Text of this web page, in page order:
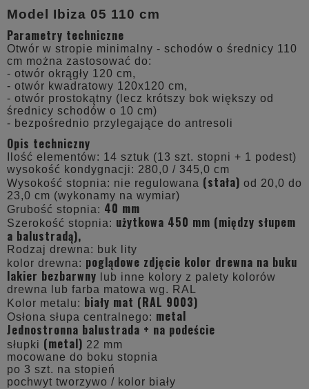
Model Ibiza 05 110 cm
Parametry techniczne
Otwór w stropie minimalny - schodów o średnicy 110
cm można zastosować do:
- otwór okrągły 120 cm,
- otwór kwadratowy 120x120 cm,
- otwór prostokątny (lecz krótszy bok większy od
średnicy schodów o 10 cm)
- bezpośrednio przylegające do antresoli
Opis techniczny
Ilość elementów: 14 sztuk (13 szt. stopni + 1 podest)
wysokość kondygnacji: 280,0 / 345,0 cm
Wysokość stopnia: nie regulowana (stała) od 20,0 do
23,0 cm (wykonamy na wymiar)
Grubość stopnia: 40 mm
Szerokość stopnia: użytkowa 450 mm (między słupem
a balustradą),
Rodzaj drewna: buk lity
kolor drewna: poglądowe zdjęcie kolor drewna na buku
lakier bezbarwny lub inne kolory z palety kolorów
drewna lub farba matowa wg. RAL
Kolor metalu: biały mat (RAL 9003)
Osłona słupa centralnego: metal
Jednostronna balustrada + na podeście
słupki (metal) 22 mm
mocowane do boku stopnia
po 3 szt. na stopień
pochwyt tworzywo / kolor biały